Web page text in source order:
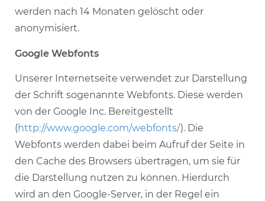
werden nach 14 Monaten gelöscht oder
anonymisiert.
Google Webfonts
Unserer Internetseite verwendet zur Darstellung
der Schrift sogenannte Webfonts. Diese werden
von der Google Inc. Bereitgestellt
(http://www.google.com/webfonts/). Die
Webfonts werden dabei beim Aufruf der Seite in
den Cache des Browsers übertragen, um sie für
die Darstellung nutzen zu können. Hierdurch
wird an den Google-Server, in der Regel ein